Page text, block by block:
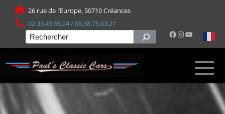
26 rue de l’Europe, 50710 Créances
02.33.45.58.24 / 06.38.75.63.21
Facebook
Instagram
YouTube
Rechercher
Panneau de gestion des cookies